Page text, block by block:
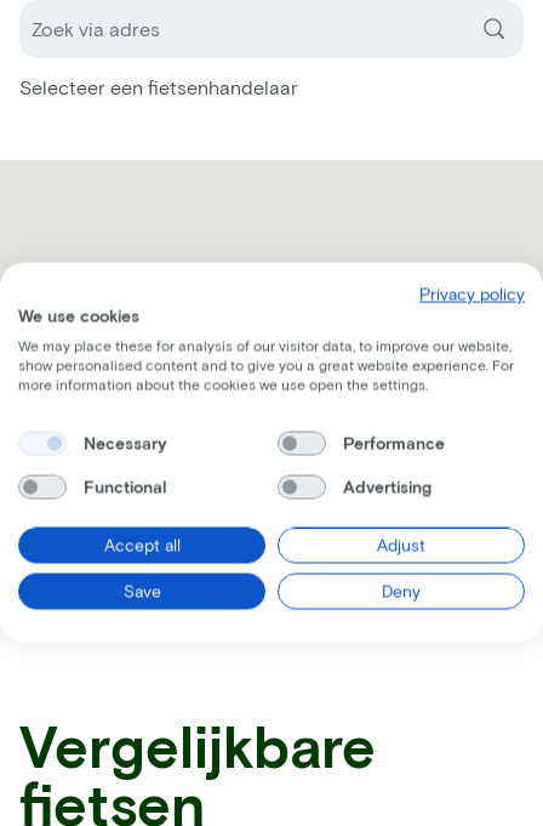
Selecteer een fietsenhandelaar
Ontvang alle nodige informatie per mail
Vergelijkbare
fietsen
Privacy policy
We use cookies
We may place these for analysis of our visitor data, to improve our website,
show personalised content and to give you a great website experience. For
more information about the cookies we use open the settings.
Necessary Performance
Functional Advertising
Accept all Adjust
Save Deny